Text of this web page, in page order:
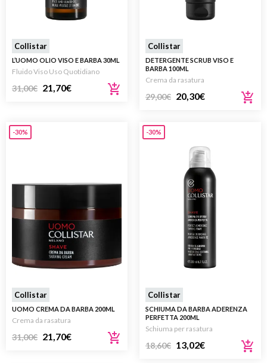
Collistar
L’UOMO OLIO VISO E BARBA 30ML
Fluido Viso Uso Quotidiano
31,00€ 21,70€
Collistar
DETERGENTE SCRUB VISO E
BARBA 100ML
Crema da rasatura
29,00€ 20,30€
-30%
Collistar
UOMO CREMA DA BARBA 200ML
Crema da rasatura
31,00€ 21,70€
-30%
Collistar
SCHIUMA DA BARBA ADERENZA
PERFETTA 200ML
Schiuma per rasatura
18,60€ 13,02€